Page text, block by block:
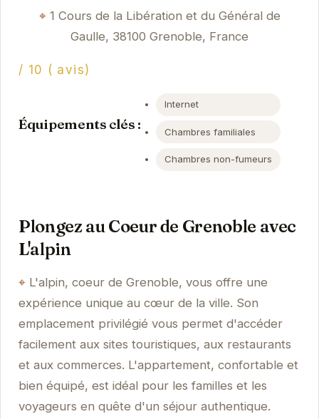
1 Cours de la Libération et du Général de
Gaulle, 38100 Grenoble, France
/ 10 ( avis)
Équipements clés :
Internet
Chambres familiales
Chambres non-fumeurs
Plongez au Coeur de Grenoble avec
L'alpin
L'alpin, coeur de Grenoble, vous offre une
expérience unique au cœur de la ville. Son
emplacement privilégié vous permet d'accéder
facilement aux sites touristiques, aux restaurants
et aux commerces. L'appartement, confortable et
bien équipé, est idéal pour les familles et les
voyageurs en quête d'un séjour authentique.